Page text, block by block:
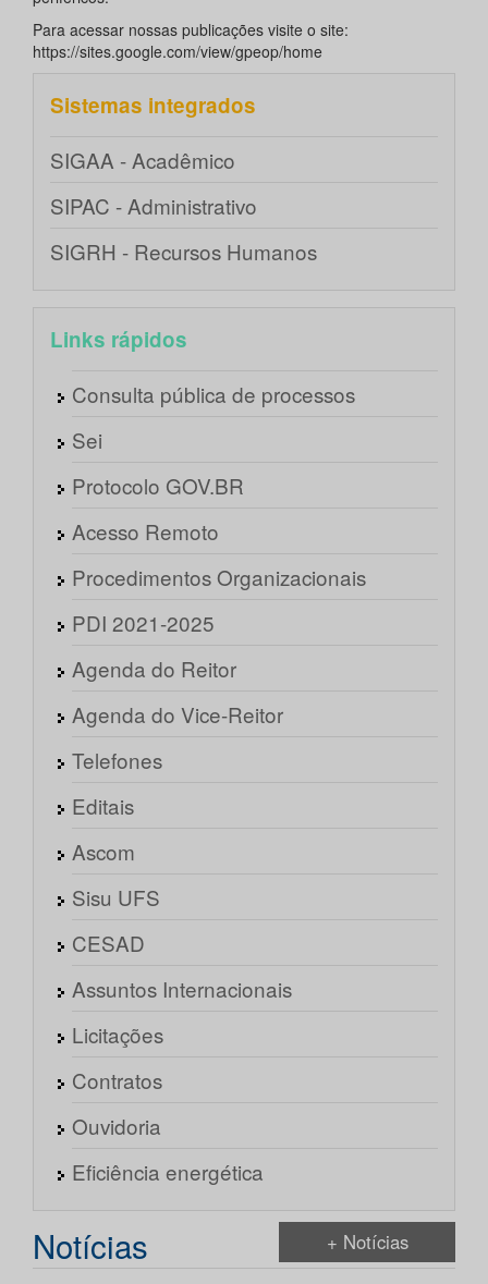
Para acessar nossas publicações visite o site:
https://sites.google.com/view/gpeop/home
Sistemas integrados
SIGAA - Acadêmico
SIPAC - Administrativo
SIGRH - Recursos Humanos
Links rápidos
Consulta pública de processos
Sei
Protocolo GOV.BR
Acesso Remoto
Procedimentos Organizacionais
PDI 2021-2025
Agenda do Reitor
Agenda do Vice-Reitor
Telefones
Editais
Ascom
Sisu UFS
CESAD
Assuntos Internacionais
Licitações
Contratos
Ouvidoria
Eficiência energética
Notícias + Notícias